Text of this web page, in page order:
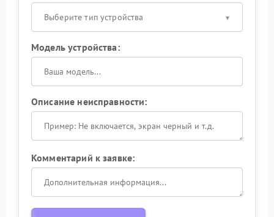
Выберите тип устройства
Модель устройства:
Описание неисправности:
Комментарий к заявке: